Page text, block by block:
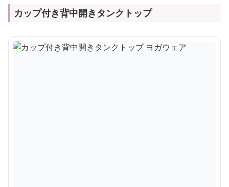
カップ付き背中開きタンクトップ